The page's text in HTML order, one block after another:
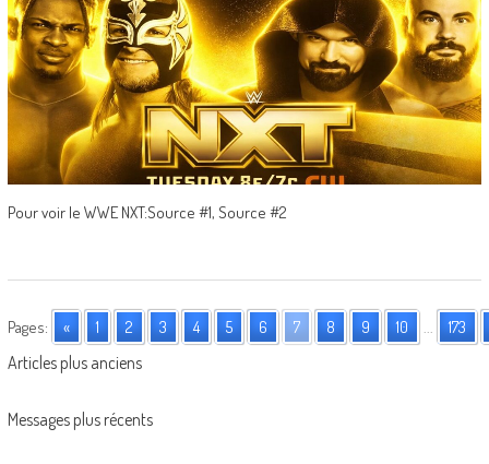
Pour voir le WWE NXT:Source #1, Source #2
Pages: « 1 2 3 4 5 6 7 8 9 10 ... 173
Posts
navigation
Articles plus anciens
Messages plus récents